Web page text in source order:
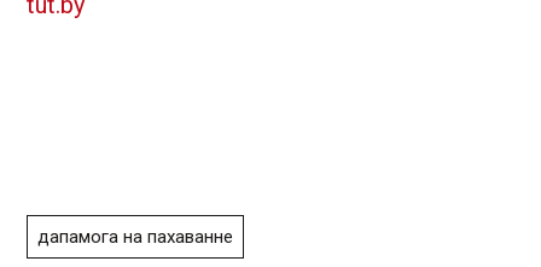
дапамога на пахаванне